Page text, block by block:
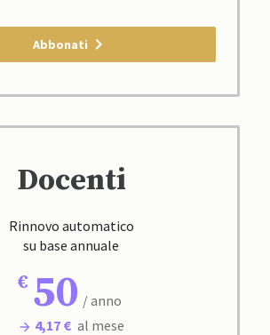
Abbonati
Docenti
Rinnovo automatico
su base annuale
50 / anno
4,17 € al mese